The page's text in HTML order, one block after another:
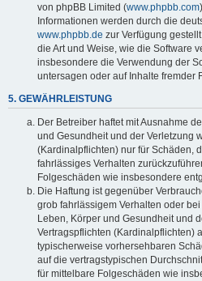
von phpBB Limited (www.phpbb.com
Informationen werden durch die
www.phpbb.de zur Verfügung
die Art und Weise, wie die Software
insbesondere die Verwendung der
untersagen oder auf Inhalte fremder
5. GEWÄHRLEISTUNG
Der Betreiber haftet mit Ausnahme
und Gesundheit und der Verletzung
(Kardinalpflichten) nur für Schäden,
fahrlässiges Verhalten
Folgeschäden wie insbesondere
Die Haftung ist gegenüber
grob fahrlässigem Verhalten oder
Leben, Körper und Gesundheit und
Vertragspflichten (Kardinalpflichten)
typischerweise vorhersehbaren
auf die vertragstypischen
für mittelbare Folgeschäden wie